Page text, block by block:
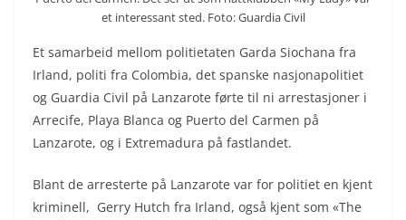
et interessant sted. Foto: Guardia Civil
Et samarbeid mellom politietaten Garda Siochana fra
Irland, politi fra Colombia, det spanske nasjonapolitiet
og Guardia Civil på Lanzarote førte til ni arrestasjoner i
Arrecife, Playa Blanca og Puerto del Carmen på
Lanzarote, og i Extremadura på fastlandet.
Blant de arresterte på Lanzarote var for politiet en kjent
kriminell, Gerry Hutch fra Irland, også kjent som «The